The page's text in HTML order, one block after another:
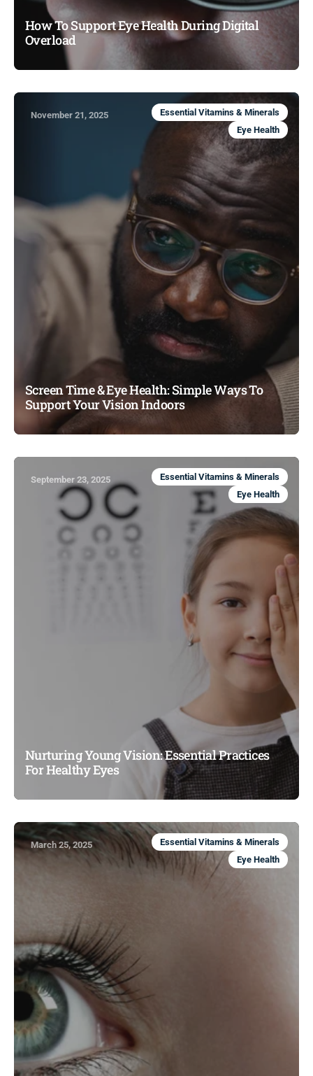
How To Support Eye Health During Digital
Overload
November 21, 2025
Essential Vitamins & Minerals
Eye Health
Screen Time & Eye Health: Simple Ways To
Support Your Vision Indoors
September 23, 2025
Essential Vitamins & Minerals
Eye Health
Nurturing Young Vision: Essential Practices
For Healthy Eyes
March 25, 2025
Essential Vitamins & Minerals
Eye Health